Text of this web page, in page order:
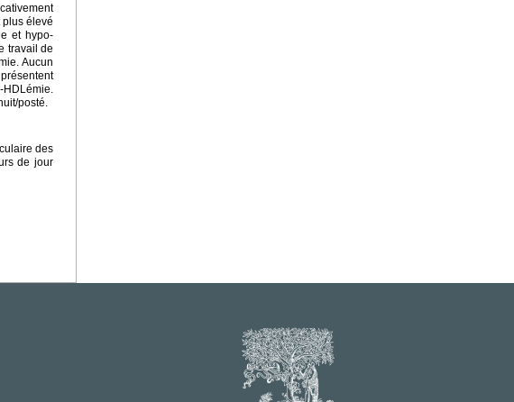
élevé
et hypo-
travail de
Aucun
HDLémie.
posté.
des
de jour